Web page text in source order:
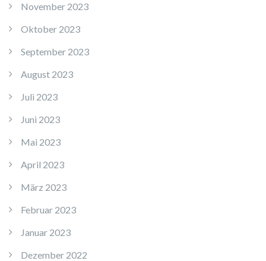
November 2023
Oktober 2023
September 2023
August 2023
Juli 2023
Juni 2023
Mai 2023
April 2023
März 2023
Februar 2023
Januar 2023
Dezember 2022